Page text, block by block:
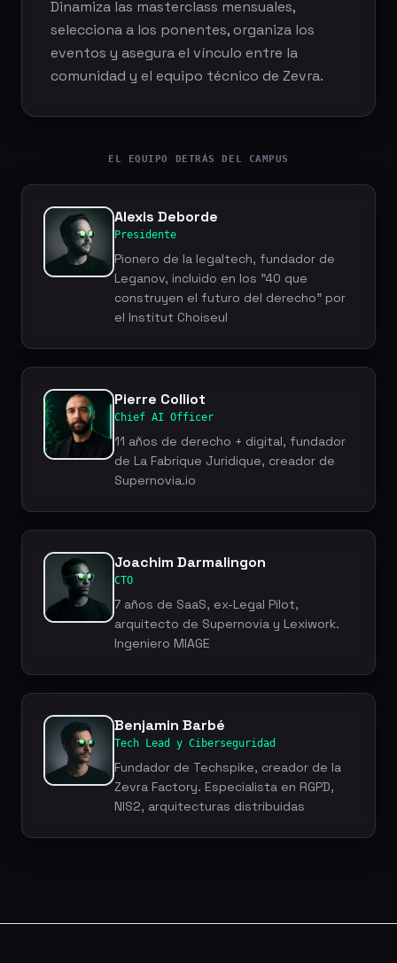
Dinamiza las masterclass mensuales,
selecciona a los ponentes, organiza los
eventos y asegura el vínculo entre la
comunidad y el equipo técnico de Zevra.
EL EQUIPO DETRÁS DEL CAMPUS
Alexis Deborde
Presidente
Pionero de la legaltech, fundador de
Leganov, incluido en los "40 que
construyen el futuro del derecho" por
el Institut Choiseul
Pierre Colliot
Chief AI Officer
11 años de derecho + digital, fundador
de La Fabrique Juridique, creador de
Supernovia.io
Joachim Darmalingon
CTO
7 años de SaaS, ex-Legal Pilot,
arquitecto de Supernovia y Lexiwork.
Ingeniero MIAGE
Benjamin Barbé
Tech Lead y Ciberseguridad
Fundador de Techspike, creador de la
Zevra Factory. Especialista en RGPD,
NIS2, arquitecturas distribuidas